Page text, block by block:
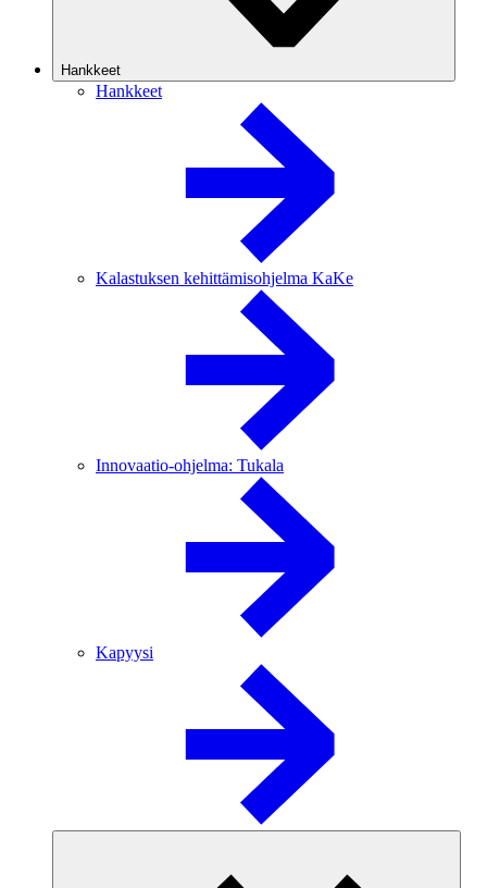
Hankkeet
Hankkeet
Kalastuksen kehittämisohjelma KaKe
Innovaatio-ohjelma: Tukala
Kapyysi